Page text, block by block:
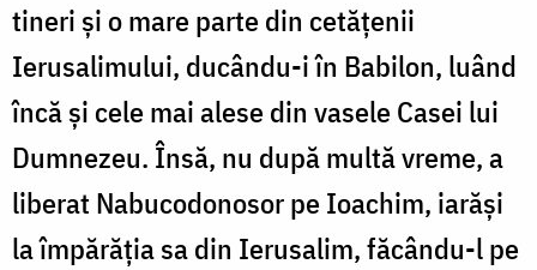
tineri și o mare parte din cetățenii
Ierusalimului, ducându-i în Babilon, luând
încă și cele mai alese din vasele Casei lui
Dumnezeu. Însă, nu după multă vreme, a
liberat Nabucodonosor pe Ioachim, iarăși
la împărăția sa din Ierusalim, făcându-l pe